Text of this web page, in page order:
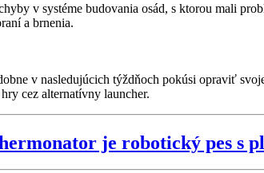
v systéme budovania osád, s ktorou mali
a brnenia.
v nasledujúcich týždňoch pokúsi opraviť
cez alternatívny launcher.
je robotický pes s